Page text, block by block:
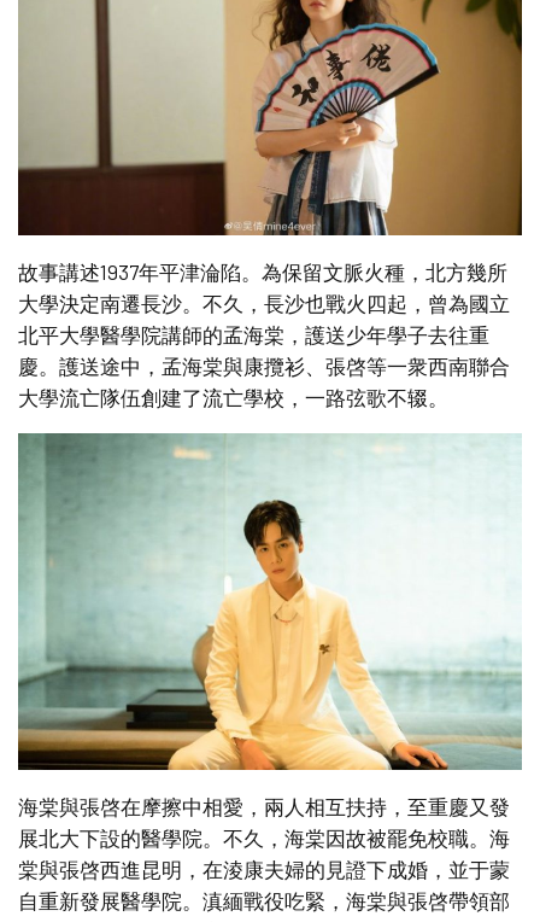
故事講述1937年平津淪陷。為保留文脈火種，北方幾所
大學決定南遷長沙。不久，長沙也戰火四起，曾為國立
北平大學醫學院講師的孟海棠，護送少年學子去往重
慶。護送途中，孟海棠與康攬衫、張啓等一衆西南聯合
大學流亡隊伍創建了流亡學校，一路弦歌不辍。
海棠與張啓在摩擦中相愛，兩人相互扶持，至重慶又發
展北大下設的醫學院。不久，海棠因故被罷免校職。海
棠與張啓西進昆明，在淩康夫婦的見證下成婚，並于蒙
自重新發展醫學院。滇緬戰役吃緊，海棠與張啓帶領部